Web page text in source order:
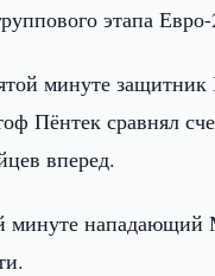
этапа
минуте защитник
Пёнтек сравнял
вперед.
минуте нападающий